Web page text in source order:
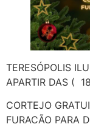
TERESÓPOLIS
APARTIR DAS (
CORTEJO
FURACÃO PARA